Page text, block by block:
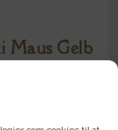
Maus Gelb